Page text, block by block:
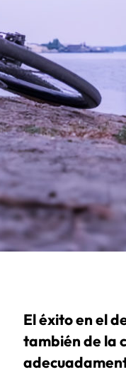
El éxito en el
también de la